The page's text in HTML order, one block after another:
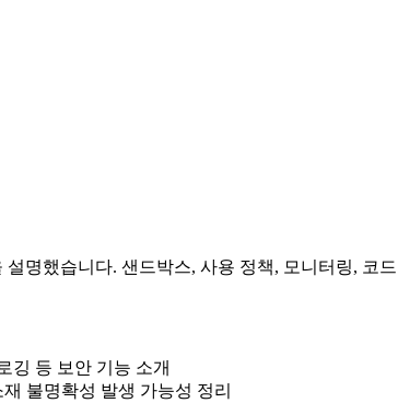
명했습니다. 샌드박스, 사용 정책, 모니터링, 코
깅 등 보안 기능 소개
불명확성 발생 가능성 정리